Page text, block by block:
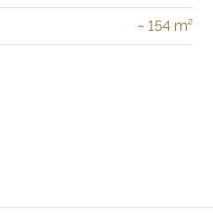
~ 154 m²